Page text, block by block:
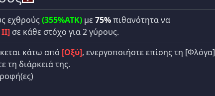
εχθρούς(355%ATK) με 75%πιθανότητα να
II] σε κάθε στόχο για 2 γύρους.
κάτω από [Οξύ], ενεργοποιήστε επίσης τη [Φλόγα]
τη διάρκειά της.